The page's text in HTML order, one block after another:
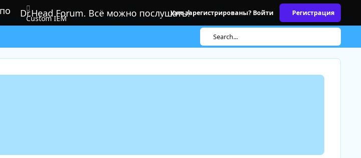
Dr.Head Forum. Всё можно послушать!
ПравилаCustom IEM ФорумыОбзорыПользовательские трактыГалереяОбъявления Topic Moderators
Уже зарегистрированы? Войти Регистрация
Search...